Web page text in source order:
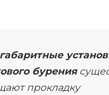
бурения
прокладку